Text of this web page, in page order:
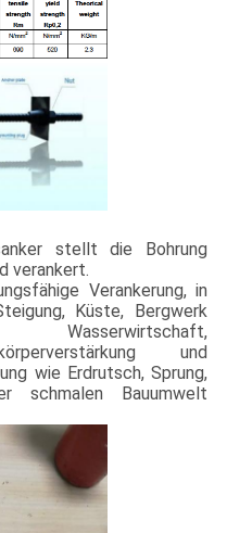
stellt die Bohrung
verankert.
Verankerung, in
Küste, Bergwerk
und
wie Erdrutsch, Sprung,
schmalen Bauumwelt